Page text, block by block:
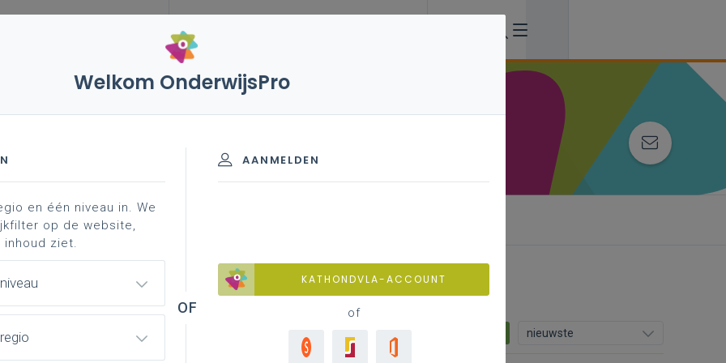
vakken en leerplannen 3de graad
- D/A-finaliteit
professionalisering
nieuwste
Welkom OnderwijsPro
AANMELDEN
KATHONDVLA-ACCOUNT
of
en één niveau in. We
op de website,
ziet.